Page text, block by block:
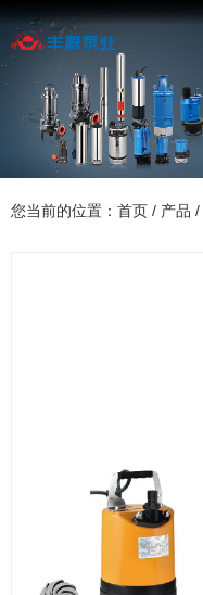
您当前的位置：首页 / 产品 /